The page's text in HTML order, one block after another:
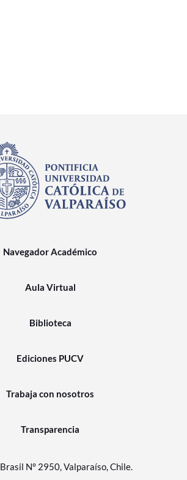
Navegador Académico
Aula Virtual
Biblioteca
Ediciones PUCV
Trabaja con nosotros
Transparencia
N° 2950, Valparaíso, Chile.